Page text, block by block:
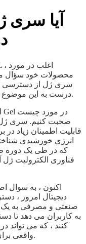
آیا سری
محصولات خود سؤال می
سری ژل از دسترسی از
درست به این موضوع شیرجه بزنیم و آن را برای شما تجزیه کنیم.
صحبت کنیم. سری
قابلیت اطمینان زیاد
انرژی خورشیدی
که در طی یک دوره
فناوری الکترولیت ژل
اکنون ، به سوال
دیجیتال امروز ،
صنعتی و مصرفی به یک
به کاربران می دهد تا
کنند ، که می تواند
واقعی برای تصمیم گیری بهتر - کارآیی را بهبود بخشد.